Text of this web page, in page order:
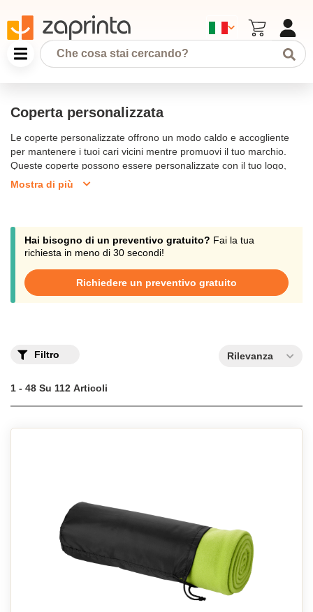
Coperta personalizzata
Le coperte personalizzate offrono un modo caldo e accogliente
per mantenere i tuoi cari vicini mentre promuovi il tuo marchio.
Queste coperte possono essere personalizzate con il tuo logo,
foto o design, rendendole perfette come regali, omaggi aziendali
o articoli promozionali. Che si tratti di una coperta in pile per una
ufficio.
Mostra di più
Hai bisogno di un preventivo gratuito? Fai la tua
richiesta in meno di 30 secondi!
Richiedere un preventivo gratuito
Filtro Rilevanza
1 - 48 Su 112 Articoli